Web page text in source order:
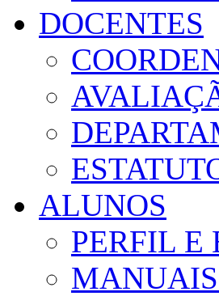
DOCENTES
ALUNOS
PERFIL E